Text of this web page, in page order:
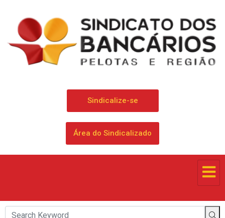
Sindicalize-se
Área do Sindicalizado